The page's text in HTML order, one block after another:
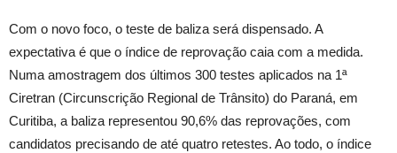
Com o novo foco, o teste de baliza será dispensado. A
expectativa é que o índice de reprovação caia com a medida.
Numa amostragem dos últimos 300 testes aplicados na 1ª
Ciretran (Circunscrição Regional de Trânsito) do Paraná, em
Curitiba, a baliza representou 90,6% das reprovações, com
candidatos precisando de até quatro retestes. Ao todo, o índice